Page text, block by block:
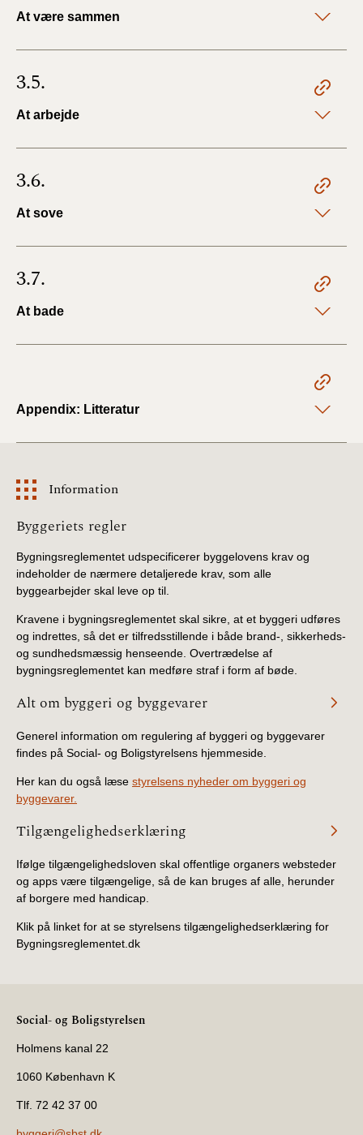
At være sammen
3.5.
At arbejde
3.6.
At sove
3.7.
At bade
Appendix: Litteratur
Information
Information
Byggeriets regler
Bygningsreglementet udspecificerer byggelovens krav og
indeholder de nærmere detaljerede krav, som alle
byggearbejder skal leve op til.
Kravene i bygningsreglementet skal sikre, at et byggeri udføres
og indrettes, så det er tilfredsstillende i både brand-, sikkerheds-
og sundhedsmæssig henseende. Overtrædelse af
bygningsreglementet kan medføre straf i form af bøde.
Alt om byggeri og byggevarer
Generel information om regulering af byggeri og byggevarer
findes på Social- og Boligstyrelsens hjemmeside.
Her kan du også læse styrelsens nyheder om byggeri og
byggevarer.
Tilgængelighedserklæring
Ifølge tilgængelighedsloven skal offentlige organers websteder
og apps være tilgængelige, så de kan bruges af alle, herunder
af borgere med handicap.
Klik på linket for at se styrelsens tilgængelighedserklæring for
Bygningsreglementet.dk
Social- og Boligstyrelsen
Holmens kanal 22
1060 København K
Tlf. 72 42 37 00